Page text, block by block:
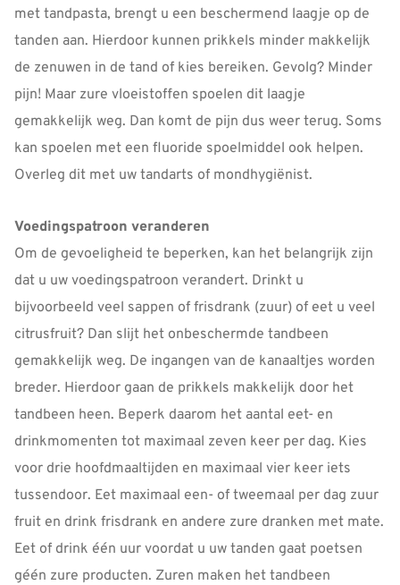
met tandpasta, brengt u een beschermend laagje op de
tanden aan. Hierdoor kunnen prikkels minder makkelijk
de zenuwen in de tand of kies bereiken. Gevolg? Minder
pijn! Maar zure vloeistoffen spoelen dit laagje
gemakkelijk weg. Dan komt de pijn dus weer terug. Soms
kan spoelen met een fluoride spoelmiddel ook helpen.
Overleg dit met uw tandarts of mondhygiënist.
Voedingspatroon veranderen
Om de gevoeligheid te beperken, kan het belangrijk zijn
dat u uw voedingspatroon verandert. Drinkt u
bijvoorbeeld veel sappen of frisdrank (zuur) of eet u veel
citrusfruit? Dan slijt het onbeschermde tandbeen
gemakkelijk weg. De ingangen van de kanaaltjes worden
breder. Hierdoor gaan de prikkels makkelijk door het
tandbeen heen. Beperk daarom het aantal eet- en
drinkmomenten tot maximaal zeven keer per dag. Kies
voor drie hoofdmaaltijden en maximaal vier keer iets
tussendoor. Eet maximaal een- of tweemaal per dag zuur
fruit en drink frisdrank en andere zure dranken met mate.
Eet of drink één uur voordat u uw tanden gaat poetsen
géén zure producten. Zuren maken het tandbeen